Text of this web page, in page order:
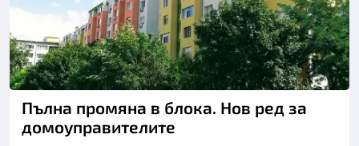
Пълна промяна в блока. Нов ред за
домоуправителите